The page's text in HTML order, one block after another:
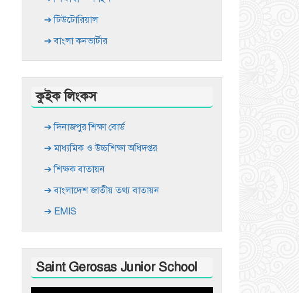
➔ টিউটোরিয়াল
➔ বাংলা কনভার্টার
কুইক লিংকস
➔ দিনাজপুর শিক্ষা বোর্ড
➔ মাধ্যমিক ও উচ্চশিক্ষা অধিদপ্তর
➔ শিক্ষক বাতায়ন
➔ বাংলাদেশ জাতীয় তথ্য বাতায়ন
➔ EMIS
Saint Gerosas Junior School